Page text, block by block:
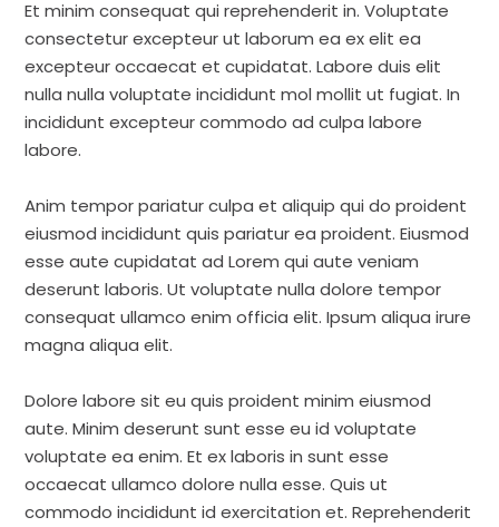
Et minim consequat qui reprehenderit in. Voluptate
consectetur excepteur ut laborum ea ex elit ea
excepteur occaecat et cupidatat. Labore duis elit
nulla nulla voluptate incididunt mol mollit ut fugiat. In
incididunt excepteur commodo ad culpa labore
labore.
Anim tempor pariatur culpa et aliquip qui do proident
eiusmod incididunt quis pariatur ea proident. Eiusmod
esse aute cupidatat ad Lorem qui aute veniam
deserunt laboris. Ut voluptate nulla dolore tempor
consequat ullamco enim officia elit. Ipsum aliqua irure
magna aliqua elit.
Dolore labore sit eu quis proident minim eiusmod
aute. Minim deserunt sunt esse eu id voluptate
voluptate ea enim. Et ex laboris in sunt esse
occaecat ullamco dolore nulla esse. Quis ut
commodo incididunt id exercitation et. Reprehenderit